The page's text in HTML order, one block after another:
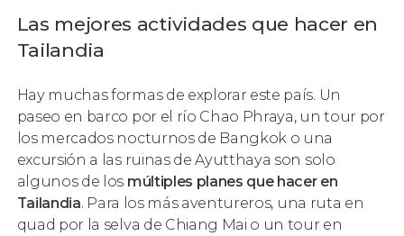
Las mejores actividades que hacer en
Tailandia
Hay muchas formas de explorar este país. Un
paseo en barco por el río Chao Phraya, un tour por
los mercados nocturnos de Bangkok o una
excursión a las ruinas de Ayutthaya son solo
algunos de los múltiples planes que hacer en
Tailandia. Para los más aventureros, una ruta en
quad por la selva de Chiang Mai o un tour en